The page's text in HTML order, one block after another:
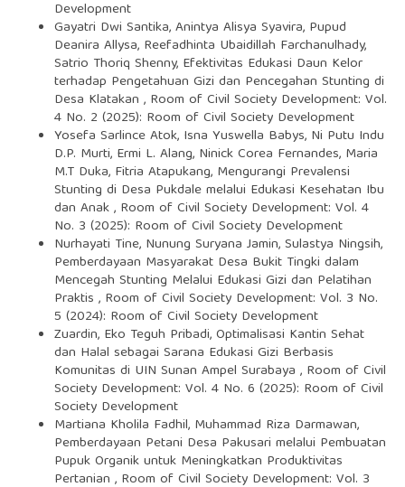
Development
Gayatri Dwi Santika, Anintya Alisya Syavira, Pupud
Deanira Allysa, Reefadhinta Ubaidillah Farchanulhady,
Satrio Thoriq Shenny, Efektivitas Edukasi Daun Kelor
terhadap Pengetahuan Gizi dan Pencegahan Stunting di
Desa Klatakan , Room of Civil Society Development: Vol.
4 No. 2 (2025): Room of Civil Society Development
Yosefa Sarlince Atok, Isna Yuswella Babys, Ni Putu Indu
D.P. Murti, Ermi L. Alang, Ninick Corea Fernandes, Maria
M.T Duka, Fitria Atapukang, Mengurangi Prevalensi
Stunting di Desa Pukdale melalui Edukasi Kesehatan Ibu
dan Anak, Room of Civil Society Development: Vol. 4
No. 3 (2025): Room of Civil Society Development
Nurhayati Tine, Nunung Suryana Jamin, Sulastya Ningsih,
Pemberdayaan Masyarakat Desa Bukit Tingki dalam
Mencegah Stunting Melalui Edukasi Gizi dan Pelatihan
Praktis , Room of Civil Society Development: Vol. 3 No.
5 (2024): Room of Civil Society Development
Zuardin, Eko Teguh Pribadi,Optimalisasi Kantin Sehat
dan Halal sebagai Sarana Edukasi Gizi Berbasis
Komunitas di UIN Sunan Ampel Surabaya , Room of Civil
Society Development: Vol. 4 No. 6 (2025): Room of Civil
Society Development
Martiana Kholila Fadhil, Muhammad Riza Darmawan,
Pemberdayaan Petani Desa Pakusari melalui Pembuatan
Pupuk Organik untuk Meningkatkan Produktivitas
Pertanian , Room of Civil Society Development: Vol. 3